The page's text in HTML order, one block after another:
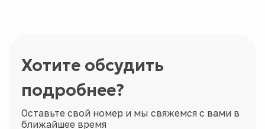
Хотите обсудить
подробнее?
Оставьте свой номер и мы свяжемся с вами в
ближайшее время